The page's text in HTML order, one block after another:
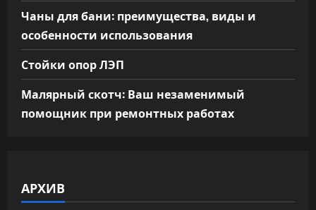
Чаны для бани: преимущества, виды и
особенности использования
Стойки опор ЛЭП
Малярный скотч: Ваш незаменимый
помощник при ремонтных работах
АРХИВ